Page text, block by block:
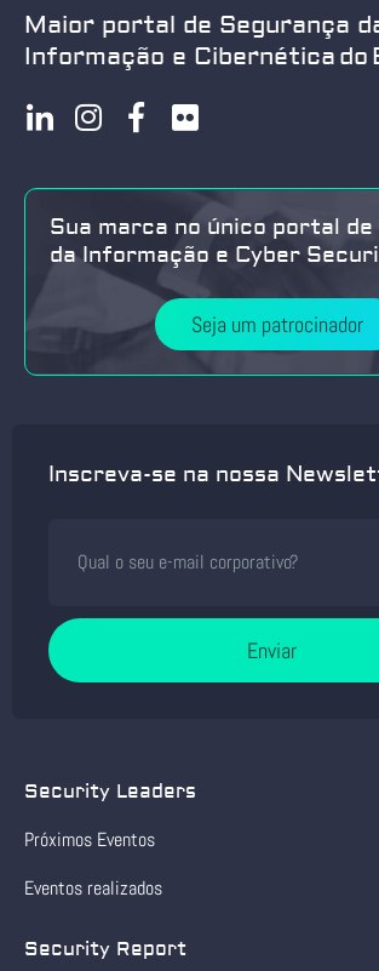
Maior portal de Segurança
Informação e Cibernética do
Sua marca no único portal
da Informação e Cyber
Seja um patrocinador
Inscreva-se na nossa
Enviar
Security Leaders
Próximos Eventos
Eventos realizados
Security Report